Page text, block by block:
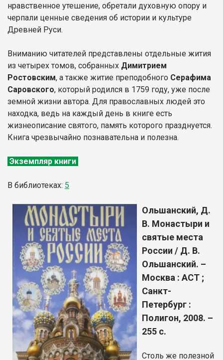
нравственное утешение, обретали духовную опору и
черпали ценные сведения об истории и культуре
Древней Руси.
Вниманию читателей представлены отдельные жития
из четырех томов, собранных Димитрием
Ростовским, а также житие преподобного Серафима
Саровского, который родился в 1759 году, уже после
земной жизни автора. Для православных людей это
находка, ведь на каждый день в книге есть
жизнеописание святого, память которого празднуется.
Книга чрезвычайно познавательна и полезна.
Экземпляр книги
В библиотеках: 5
Ольшанский, Д.
В. Монастыри и
святые места
России / Д. В.
Ольшанский. –
Москва : АСТ ;
Санкт-
Петербург :
Полигон, 2008. –
255 с.
Столь же полезной